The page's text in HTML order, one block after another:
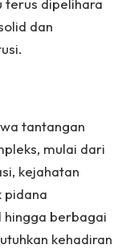
dan
tantangan
mulai dari
kejahatan
pidana
hingga berbagai
kehadiran